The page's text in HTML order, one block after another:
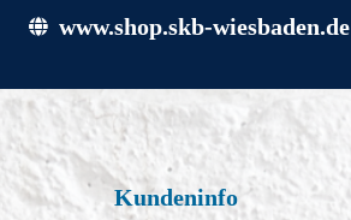
www.shop.skb-wiesbaden.de
Kundeninfo